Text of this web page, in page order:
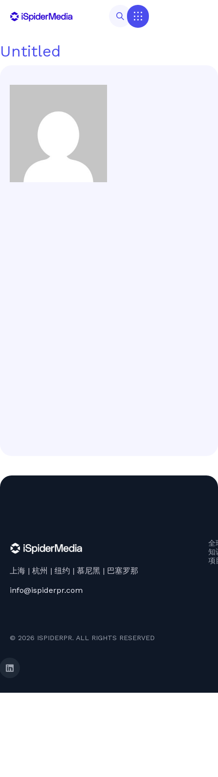
Untitled
上海 | 杭州 | 纽约 | 慕尼黑 | 巴塞罗那
info@ispiderpr.com
全
知
项
© 2026 ISPIDERPR. ALL RIGHTS RESERVED